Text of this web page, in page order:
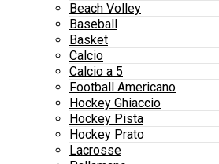
Beach Volley
Baseball
Basket
Calcio
Calcio a 5
Football Americano
Hockey Ghiaccio
Hockey Pista
Hockey Prato
Lacrosse